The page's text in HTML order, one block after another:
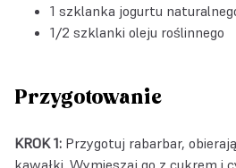
1 szklanka jogurtu
1/2 szklanki oleju roślinnego
Przygotowanie
KROK 1: Przygotuj rabarbar,
kawałki. Wymieszaj go z cukrem i